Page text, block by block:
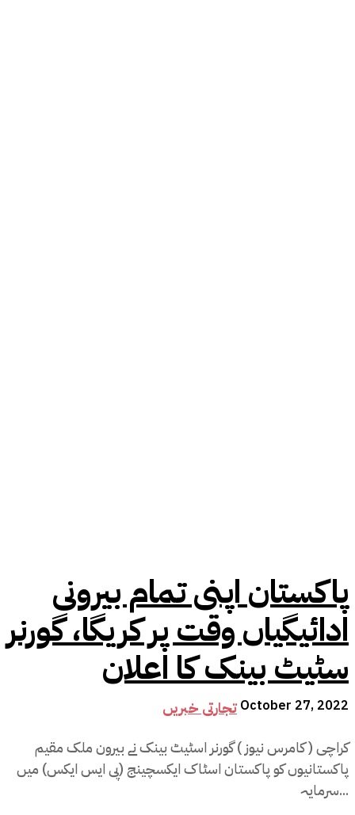
پاکستان اپنی تمام بیرونی
ادائیگیاں وقت پر کریگا، گورنر
سٹیٹ بینک کا اعلان
تجارتی خبریں October 27, 2022
کراچی ( کامرس نیوز ) گورنر اسٹیٹ بینک نے بیرون ملک مقیم
پاکستانیوں کو پاکستان اسٹاک ایکسچینج (پی ایس ایکس) میں
سرمایہ...